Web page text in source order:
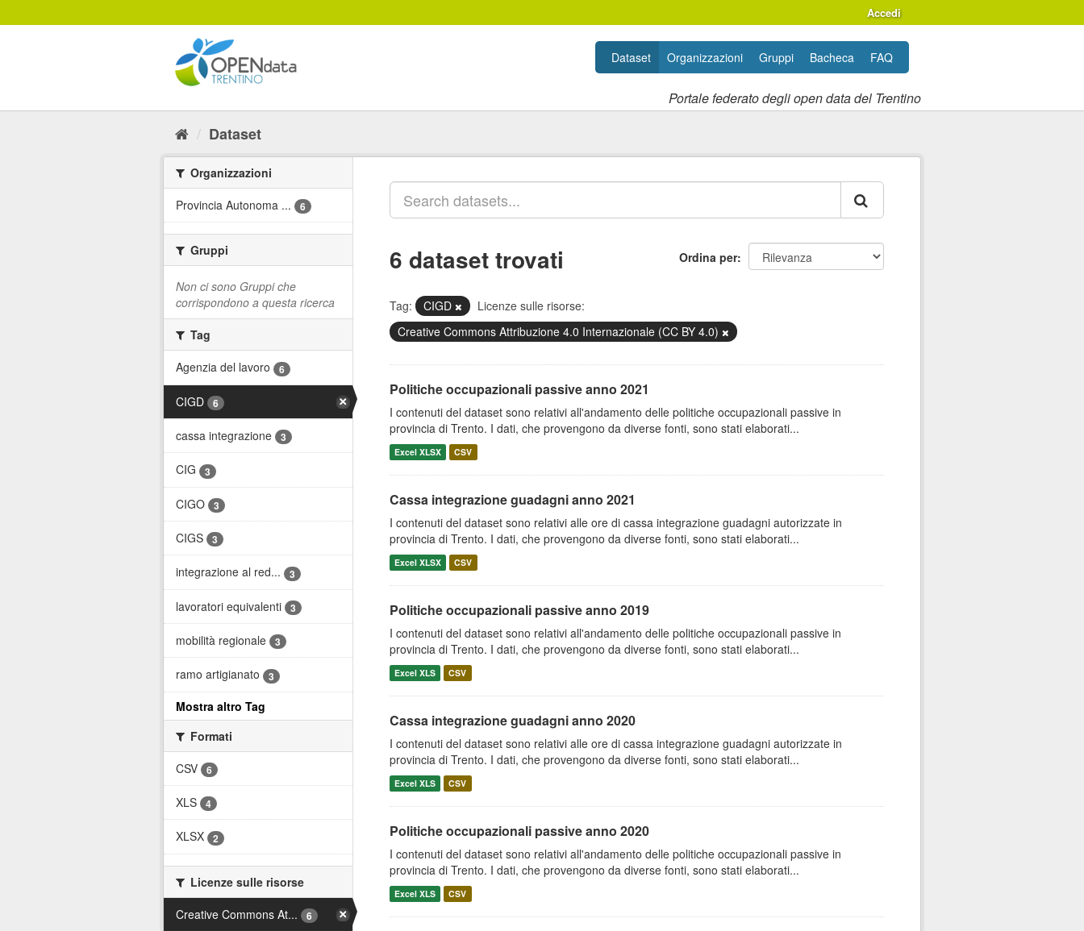
al
Accedi
Portale federato degli open data del Trentino
Dataset Organizzazioni Gruppi Bacheca FAQ
Dataset
Organizzazioni
Provincia Autonoma ...
6
Gruppi
Non ci sono Gruppi che
corrispondono a questa ricerca
Tag
Agenzia del lavoro
6
CIGD 6
cassa integrazione 3
CIG 3
CIGO 3
CIGS 3
integrazione al red... 3
lavoratori equivalenti 3
mobilità regionale 3
ramo artigianato 3
Mostra altro Tag
Formati
CSV
6
XLS 4
XLSX 2
Licenze sulle risorse
Creative Commons At...
6
Ordina per
6 dataset trovati
Tag: CIGD
Licenze sulle risorse:
Creative Commons Attribuzione 4.0 Internazionale (CC BY 4.0)
Politiche occupazionali passive anno 2021
I contenuti del dataset sono relativi all'andamento delle politiche occupazionali passive in
provincia di Trento. I dati, che provengono da diverse fonti, sono stati elaborati...
Excel XLSX CSV
Cassa integrazione guadagni anno 2021
I contenuti del dataset sono relativi alle ore di cassa integrazione guadagni autorizzate in
provincia di Trento. I dati, che provengono da diverse fonti, sono stati elaborati...
Excel XLSX CSV
Politiche occupazionali passive anno 2019
I contenuti del dataset sono relativi all'andamento delle politiche occupazionali passive in
provincia di Trento. I dati, che provengono da diverse fonti, sono stati elaborati...
Excel XLS CSV
Cassa integrazione guadagni anno 2020
I contenuti del dataset sono relativi alle ore di cassa integrazione guadagni autorizzate in
provincia di Trento. I dati, che provengono da diverse fonti, sono stati elaborati...
Excel XLS CSV
Politiche occupazionali passive anno 2020
I contenuti del dataset sono relativi all'andamento delle politiche occupazionali passive in
provincia di Trento. I dati, che provengono da diverse fonti, sono stati elaborati...
Excel XLS CSV